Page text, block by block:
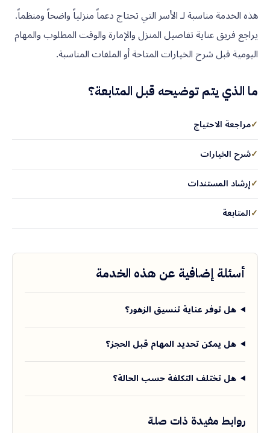
هذه الخدمة مناسبة لـ الأسر التي تحتاج دعماً منزلياً واضحاً ومنظماً.
يراجع فريق عناية تفاصيل المنزل والإمارة والوقت المطلوب والمهام
اليومية قبل شرح الخيارات المتاحة أو الملفات المناسبة.
ما الذي يتم توضيحه قبل المتابعة؟
✓مراجعة الاحتياج
✓شرح الخيارات
✓إرشاد المستندات
✓المتابعة
أسئلة إضافية عن هذه الخدمة
هل توفر عناية تنسيق الزهور؟
هل يمكن تحديد المهام قبل الحجز؟
هل تختلف التكلفة حسب الحالة؟
روابط مفيدة ذات صلة